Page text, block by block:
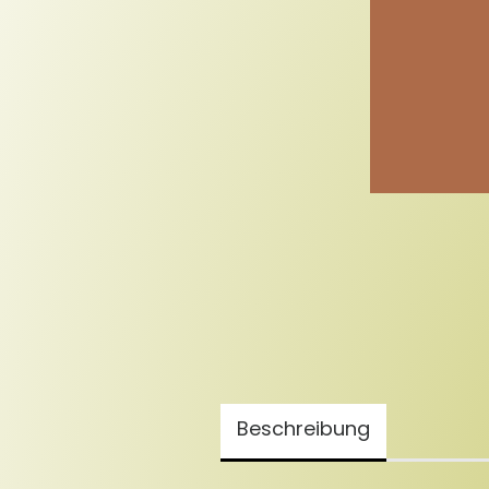
Beschreibung